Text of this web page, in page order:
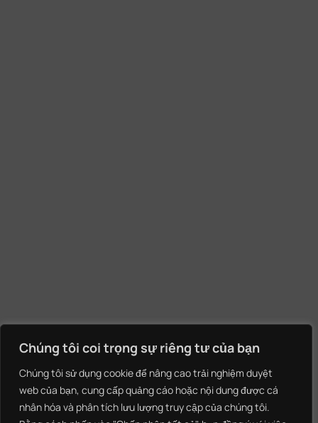
Chúng tôi coi trọng sự riêng tư của bạn
Chúng tôi sử dụng cookie để nâng cao trải nghiệm duyệt
web của bạn, cung cấp quảng cáo hoặc nội dung được cá
nhân hóa và phân tích lưu lượng truy cập của chúng tôi.